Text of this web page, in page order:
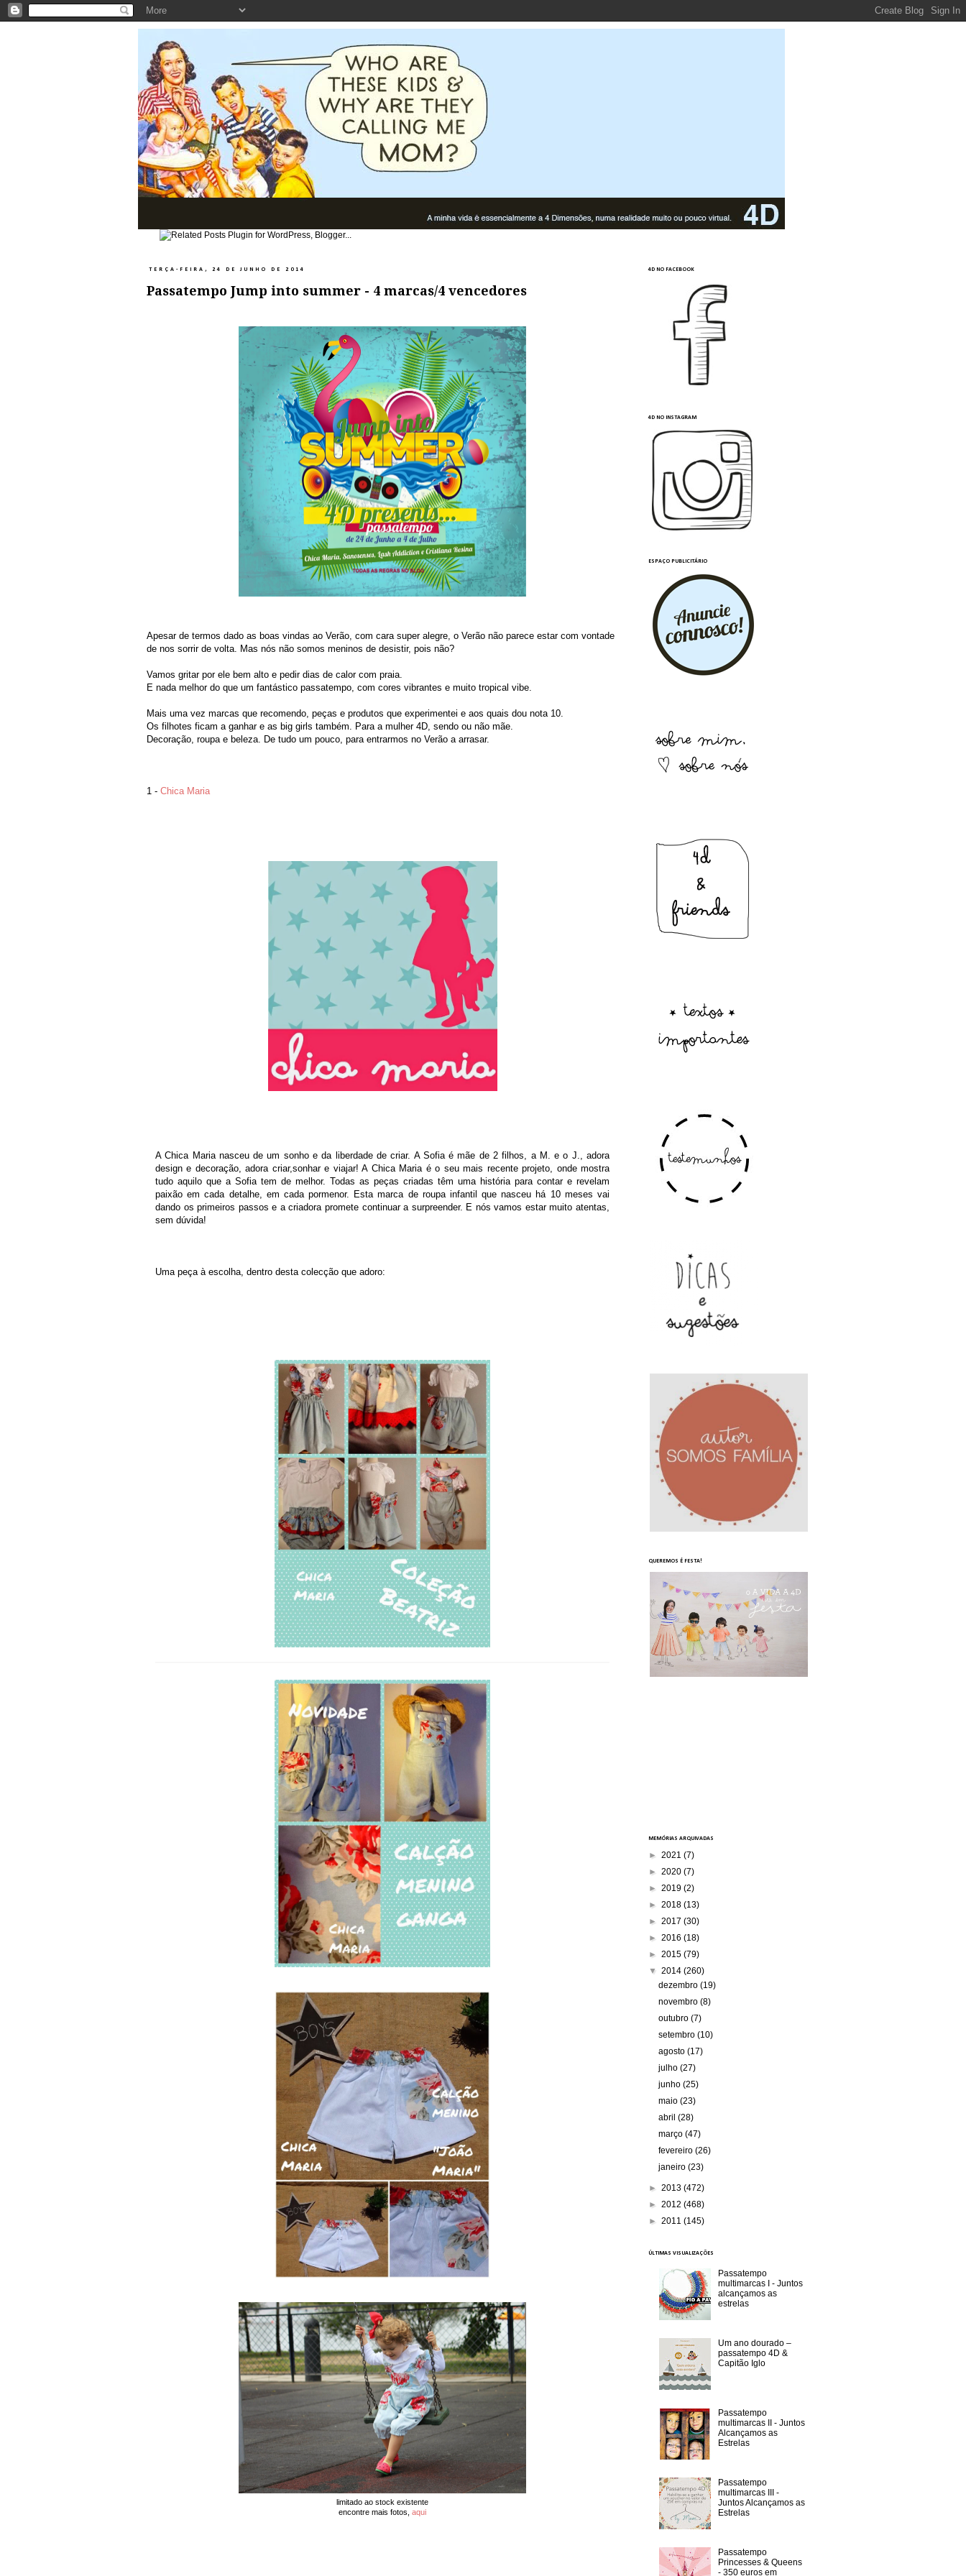
TERÇA-FEIRA, 24 DE JUNHO DE 2014
Passatempo Jump into summer - 4 marcas/4 vencedores
Apesar de termos dado as boas vindas ao Verão, com cara super alegre, o Verão não parece estar com vontade
de nos sorrir de volta. Mas nós não somos meninos de desistir, pois não?
Vamos gritar por ele bem alto e pedir dias de calor com praia.
E nada melhor do que um fantástico passatempo, com cores vibrantes e muito tropical vibe.
Mais uma vez marcas que recomendo, peças e produtos que experimentei e aos quais dou nota 10.
Os filhotes ficam a ganhar e as big girls também. Para a mulher 4D, sendo ou não mãe.
Decoração, roupa e beleza. De tudo um pouco, para entrarmos no Verão a arrasar.
1 - Chica Maria
A Chica Maria nasceu de um sonho e da liberdade de criar. A Sofia é mãe de 2 filhos, a M. e o J., adora
design e decoração, adora criar,sonhar e viajar! A Chica Maria é o seu mais recente projeto, onde mostra
tudo aquilo que a Sofia tem de melhor. Todas as peças criadas têm uma história para contar e revelam
paixão em cada detalhe, em cada pormenor. Esta marca de roupa infantil que nasceu há 10 meses vai
dando os primeiros passos e a criadora promete continuar a surpreender. E nós vamos estar muito atentas,
sem dúvida!
Uma peça à escolha, dentro desta colecção que adoro:
limitado ao stock existente
encontre mais fotos, aqui
4D NO FACEBOOK
4D NO INSTAGRAM
ESPAÇO PUBLICITÁRIO
QUEREMOS É FESTA!
MEMÓRIAS ARQUIVADAS
► 2021 (7)
► 2020 (7)
► 2019 (2)
► 2018 (13)
► 2017 (30)
► 2016 (18)
► 2015 (79)
▼ 2014 (260)
dezembro(19)
novembro(8)
outubro(7)
setembro(10)
agosto(17)
julho(27)
junho(25)
maio(23)
abril(28)
março(47)
fevereiro(26)
janeiro(23)
► 2013 (472)
► 2012 (468)
► 2011 (145)
ÚLTIMAS VISUALIZAÇÕES
Passatempo
multimarcas I - Juntos
alcançamos as
estrelas
Um ano dourado –
passatempo 4D &
Capitão Iglo
Passatempo
multimarcas II - Juntos
Alcançamos as
Estrelas
Passatempo
multimarcas III -
Juntos Alcançamos as
Estrelas
Passatempo
Princesses & Queens
- 350 euros em